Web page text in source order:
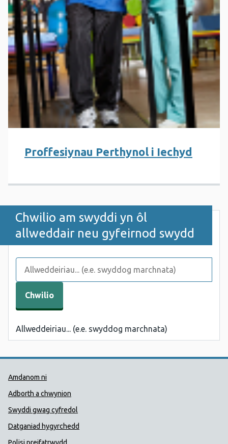
Proffesiynau Perthynol i Iechyd
Chwilio am swyddi yn ôl
allweddair neu gyfeirnod swydd
Allweddeiriau... (e.e. swyddog marchnata)
Dolenni Cymorth Iechyd
Amdanom ni
Adborth a chwynion
Swyddi gwag cyfredol
Datganiad hygyrchedd